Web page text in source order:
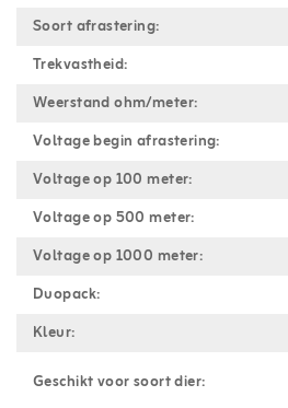
Soort afrastering:
Trekvastheid:
Weerstand ohm/meter:
Voltage begin afrastering:
Voltage op 100 meter:
Voltage op 500 meter:
Voltage op 1000 meter:
Duopack:
Kleur:
Geschikt voor soort dier: